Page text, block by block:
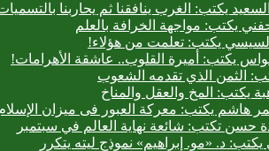
يكتب: الغرب ينافقنا ثم يحاربنا
يكتب: مواجهة الخرافة بالعلم
يكتب: تعلمت من هؤلاء!
يكتب: أميرة القلوب.. عاشقة الأهرامات!
الثمن الذي تقدمه الشعوب
يكتب: المخ والعقل والمناخ
هاشم يكتب: معركة العبور فى ميزان
حسن تكتب: شائعة نهاية العالم في سبتمبر
د. «مو. إبراهيم» نموذج ليته يتكرر